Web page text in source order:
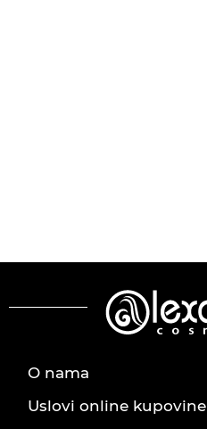
O nama
Uslovi online kupovine